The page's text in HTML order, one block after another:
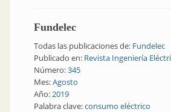
Fundelec
Todas las publicaciones de: Fundelec
Publicado en: Revista Ingeniería
Número:345
Mes:Agosto
Año:2019
Palabra clave:consumo eléctrico